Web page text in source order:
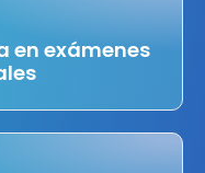
en exámenes